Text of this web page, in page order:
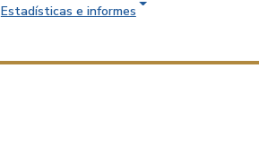
Estadísticas e informes